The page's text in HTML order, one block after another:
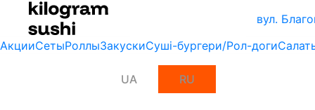
вул.
АкцииСетыРоллыЗакускиСуші-бургери/Рол-доги
UA RU